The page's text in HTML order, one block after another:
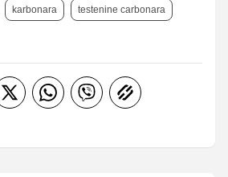
karbonara testenine carbonara